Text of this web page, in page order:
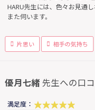
HARU先生には、色々お見通
また伺います。
片思い 相手の気持ち
優月七緒 先生への口
満足度：